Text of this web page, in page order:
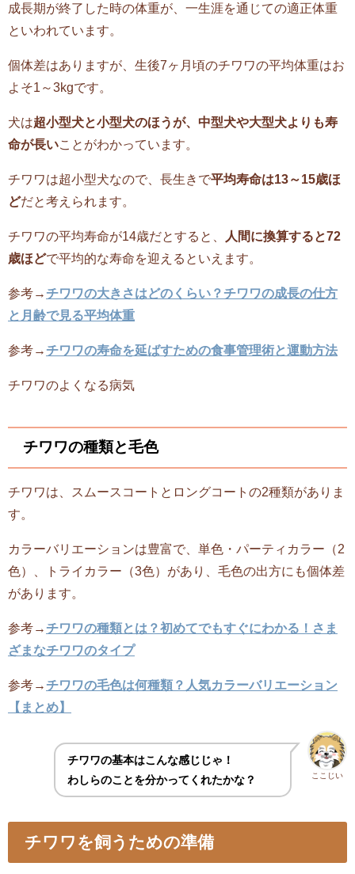
成長期が終了した時の体重が、一生涯を通じての適正体重
といわれています。
個体差はありますが、生後7ヶ月頃のチワワの平均体重はお
よそ1～3kgです。
犬は超小型犬と小型犬のほうが、中型犬や大型犬よりも寿
命が長い ことがわかっています。
チワワは超小型犬なので、長生きで平均寿命は13～15歳ほ
どだと考えられます。
チワワの平均寿命が14歳だとすると、
人間に換算すると72
歳ほどで平均的な寿命を迎えるといえます。
参考→チワワの大きさはどのくらい？チワワの成長の仕方
と月齢で見る平均体重
参考→チワワの寿命を延ばすための食事管理術と運動方法
チワワのよくなる病気
チワワの種類と毛色
チワワは、スムースコートとロングコートの2種類がありま
す。
カラーバリエーションは豊富で、単色・パーティカラー（2
色）、トライカラー（3色）があり、毛色の出方にも個体差
があります。
参考→チワワの種類とは？初めてでもすぐにわかる！さま
ざまなチワワのタイプ
参考→チワワの毛色は何種類？人気カラーバリエーション
【まとめ】
ここじい
チワワの基本はこんな感じじゃ！
わしらのことを分かってくれたかな？
チワワを飼うための準備